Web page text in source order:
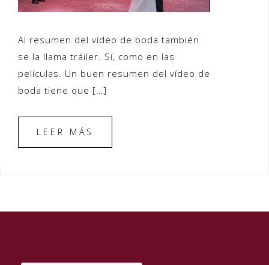
Al resumen del vídeo de boda también
se la llama tráiler. Sí, como en las
películas. Un buen resumen del vídeo de
boda tiene que […]
LEER MÁS